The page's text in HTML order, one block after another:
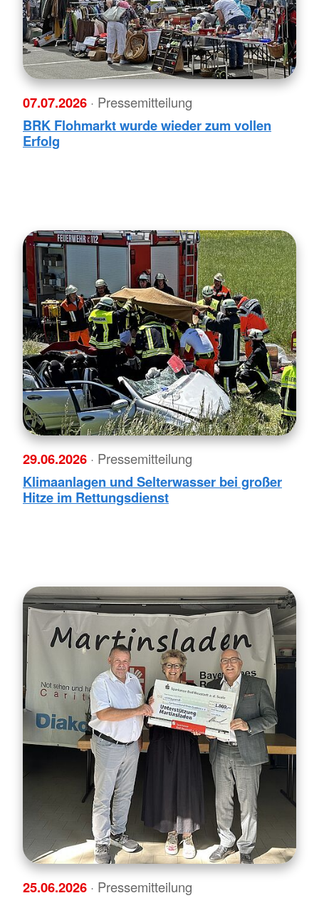
07.07.2026 · Pressemitteilung
BRK Flohmarkt wurde wieder zum vollen
Erfolg
29.06.2026 · Pressemitteilung
Klimaanlagen und Selterwasser bei großer
Hitze im Rettungsdienst
25.06.2026 · Pressemitteilung